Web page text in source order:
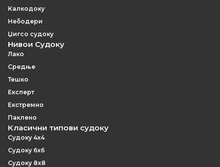
Калкодоку
Небодери
Џигсо судоку
Нивои Судоку
Лако
Средње
Тешко
Експерт
Екстремно
Паклено
Класични типови судоку
Судоку 4x4
Судоку 6x6
Судоку 8x8